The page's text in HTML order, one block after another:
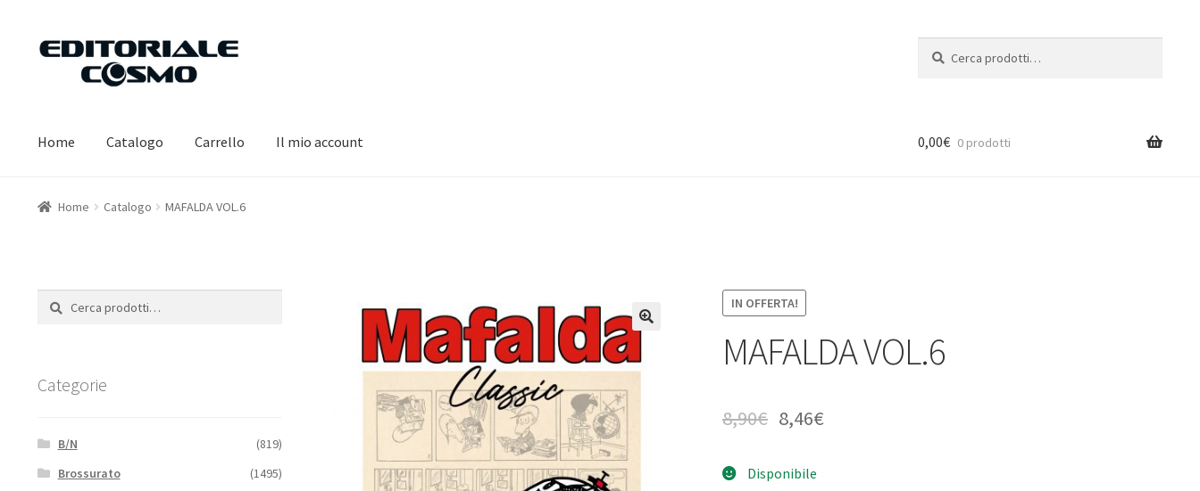
Vai
navigazione
Vai
Home Catalogo Carrello Il mio account 0,00€ 0 prodotti
Home Catalogo MAFALDA VOL.6
IN OFFERTA!
MAFALDA VOL.6
8,90€ 8,46€
Disponibile
Cerca:
Cerca
Categorie
B/N
(819)
Brossurato
(1495)